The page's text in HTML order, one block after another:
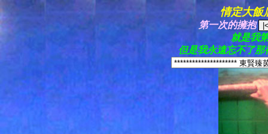
情定大飯
第一次的擁抱
就是我
但是我永遠忘不了